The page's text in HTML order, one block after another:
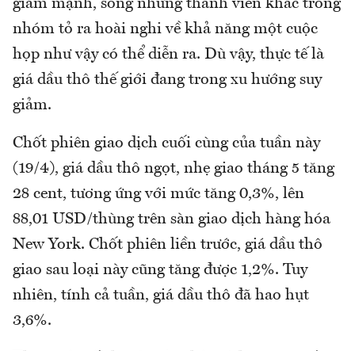
giảm mạnh, song những thành viên khác trong
nhóm tỏ ra hoài nghi về khả năng một cuộc
họp như vậy có thể diễn ra. Dù vậy, thực tế là
giá dầu thô thế giới đang trong xu hướng suy
giảm.
Chốt phiên giao dịch cuối cùng của tuần này
(19/4), giá dầu thô ngọt, nhẹ giao tháng 5 tăng
28 cent, tương ứng với mức tăng 0,3%, lên
88,01 USD/thùng trên sàn giao dịch hàng hóa
New York. Chốt phiên liền trước, giá dầu thô
giao sau loại này cũng tăng được 1,2%. Tuy
nhiên, tính cả tuần, giá dầu thô đã hao hụt
3,6%.